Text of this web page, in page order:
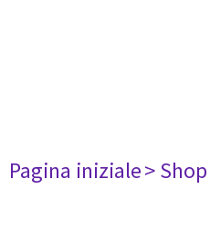
Pagina iniziale> Shop